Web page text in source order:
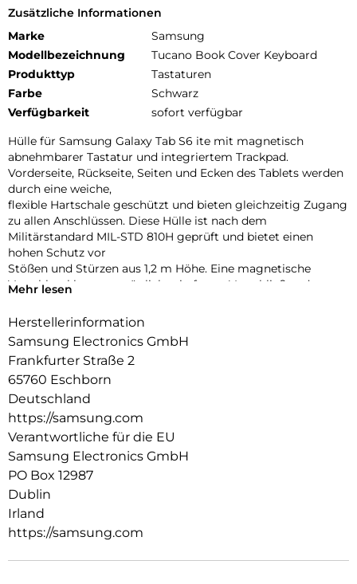
Zusätzliche Informationen
Marke
Samsung
Modellbezeichnung
Tucano Book Cover Keyboard
Produkttyp
Tastaturen
Farbe
Schwarz
Verfügbarkeit
sofort verfügbar
Hülle für Samsung Galaxy Tab S6 ite mit magnetisch
abnehmbarer Tastatur und integriertem Trackpad.
Vorderseite, Rückseite, Seiten und Ecken des Tablets werden
durch eine weiche,
flexible Hartschale geschützt und bieten gleichzeitig Zugang
zu allen Anschlüssen. Diese Hülle ist nach dem
Militärstandard MIL-STD 810H geprüft und bietet einen
hohen Schutz vor
Stößen und Stürzen aus 1,2 m Höhe. Eine magnetische
Verschlussklappe ermöglicht ein festes Verschließen der
des Gehäuses ermöglicht jede gewünschte Aufstellposition.
Hintergrundbeleuchtung und kann für mehr Komfort beim
Tippen flach oder aufrecht positioniert werden. Das Gehäuse
ist mit einem Platz für einen Touchpen ausgestattet. Durch
Öffnen und Schließen der Abdeckung wird Ihr Tablet
aufgeweckt oder in den Ruhezustand versetzt. In der Box
enthalten: USB-C-Ladekabel.
Mehr lesen
Herstellerinformation
Samsung Electronics GmbH
Frankfurter Straße 2
65760 Eschborn
Deutschland
https://samsung.com
Verantwortliche für die EU
Samsung Electronics GmbH
PO Box 12987
Dublin
Irland
https://samsung.com